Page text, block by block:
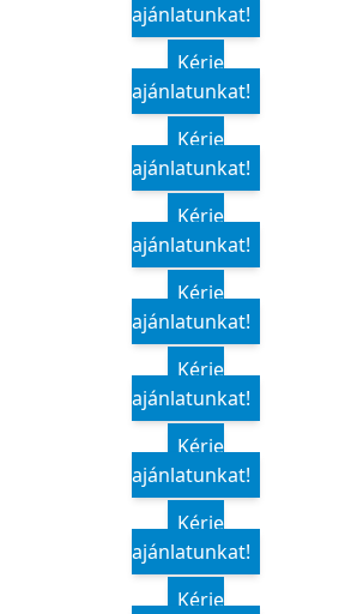
ajánlatunkat!
Kérje
ajánlatunkat!
Kérje
ajánlatunkat!
Kérje
ajánlatunkat!
Kérje
ajánlatunkat!
Kérje
ajánlatunkat!
Kérje
ajánlatunkat!
Kérje
ajánlatunkat!
Kérje